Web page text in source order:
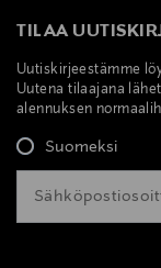
LUE LISÄÄ
TILAA
Uutiskirjeestämme
Uutena tilaajana
alennuksen
Suomeksi